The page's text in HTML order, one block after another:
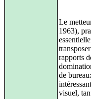
Le
1963),
rapports
de
visuel,